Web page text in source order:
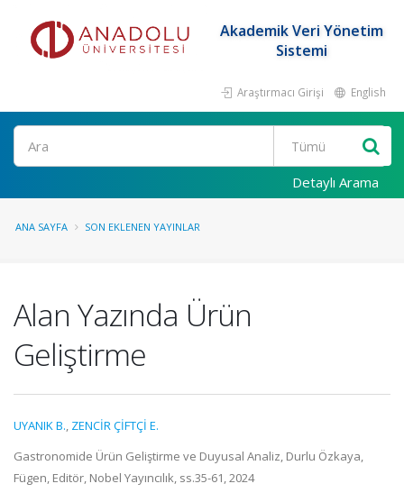
Akademik Veri Yönetim
Sistemi
Araştırmacı Girişi English
Ara
Detaylı Arama
ANA SAYFA SON EKLENEN YAYINLAR
Alan Yazında Ürün
Geliştirme
UYANIK B., ZENCİR ÇİFTÇİ E.
Gastronomide Ürün Geliştirme ve Duyusal Analiz, Durlu Özkaya,
Fügen, Editör, Nobel Yayıncılık, ss.35-61, 2024